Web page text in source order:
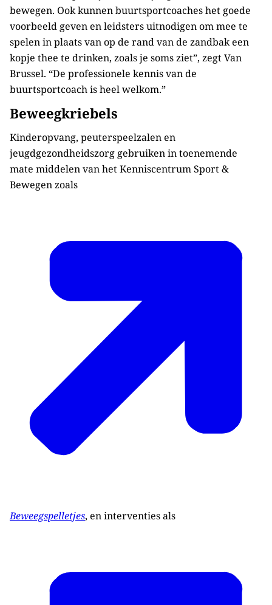
bewegen. Ook kunnen buurtsportcoaches het goede
voorbeeld geven en leidsters uitnodigen om mee te
spelen in plaats van op de rand van de zandbak een
kopje thee te drinken, zoals je soms ziet”, zegt Van
Brussel. “De professionele kennis van de
buurtsportcoach is heel welkom.”
Beweegkriebels
Kinderopvang, peuterspeelzalen en
jeugdgezondheidszorg gebruiken in toenemende
mate middelen van het Kenniscentrum Sport &
Bewegen zoals
Beweegspelletjes, en interventies als